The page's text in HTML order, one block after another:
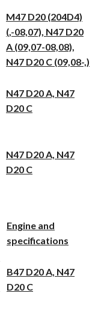
M47 D20 (204D4)
(,-08,07), N47 D20
A (09,07-08,08),
N47 D20 C (09,08-,)
N47 D20 A, N47
D20 C
N47 D20 A, N47
D20 C
Engine and
specifications
B47 D20 A, N47
D20 C